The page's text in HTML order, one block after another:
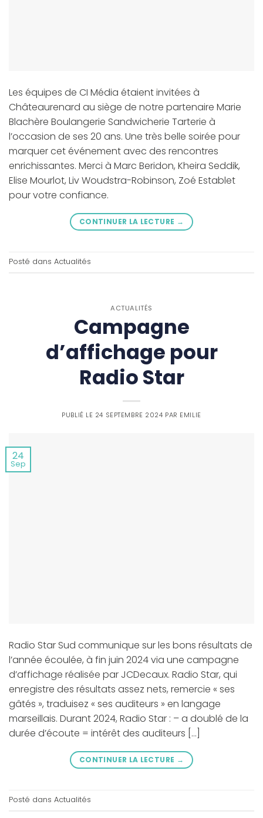
Les équipes de CI Média étaient invitées à
Châteaurenard au siège de notre partenaire Marie
Blachère Boulangerie Sandwicherie Tarterie à
l’occasion de ses 20 ans. Une très belle soirée pour
marquer cet événement avec des rencontres
enrichissantes. Merci à Marc Beridon, Kheira Seddik,
Elise Mourlot, Liv Woudstra-Robinson, Zoé Establet
pour votre confiance.
CONTINUER LA LECTURE →
Posté dans Actualités
ACTUALITÉS
Campagne
d’affichage pour
Radio Star
PUBLIÉ LE 24 SEPTEMBRE 2024 PAR EMILIE
24
Sep
Radio Star Sud communique sur les bons résultats de
l’année écoulée, à fin juin 2024 via une campagne
d’affichage réalisée par JCDecaux. Radio Star, qui
enregistre des résultats assez nets, remercie « ses
gâtés », traduisez « ses auditeurs » en langage
marseillais. Durant 2024, Radio Star : – a doublé de la
durée d’écoute = intérêt des auditeurs […]
CONTINUER LA LECTURE →
Posté dans Actualités